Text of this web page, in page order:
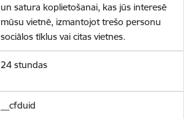
un satura koplietošanai, kas jūs interesē
mūsu vietnē, izmantojot trešo personu
sociālos tīklus vai citas vietnes.
24 stundas
__cfduid